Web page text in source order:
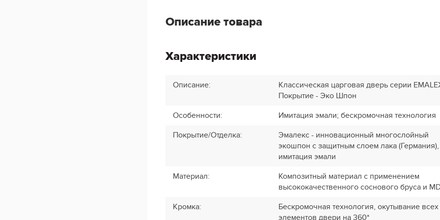
Описание товара
Характеристики
Описание:
Классическая царговая дверь cерии
Покрытие - Эко Шпон
Особенности:
Имитация эмали; бескромочная технология
Покрытие/Отделка:
Эмалекс - инновационный многослойный
экошпон с защитным слоем лака (Германия),
имитация эмали
Материал:
Композитный материал с применением
высококачественного соснового бруса и
Кромка:
Бескромочная технология, окутывание всех
элементов двери на 360*